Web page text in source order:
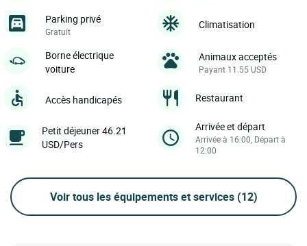
Parking privé
Gratuit
Climatisation
Borne électrique
voiture
Animaux acceptés
Payant 11.55 USD
Accès handicapés Restaurant
Petit déjeuner 46.21
USD/Pers
Arrivée et départ
Arrivée à 16:00, Départ à
12:00
Voir tous les équipements et services (12)